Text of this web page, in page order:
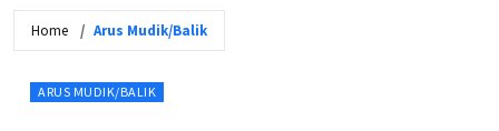
Home Arus Mudik/Balik
ARUS MUDIK/BALIK